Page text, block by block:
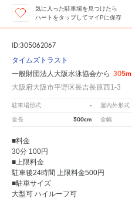
気に入った駐車場を見つけたら
ハートをタップしてマイPに保存
ID:305062067
タイムズトラスト
一般財団法人大阪水泳協会から 305m
大阪府大阪市平野区長吉長原西1-3
駐車場形式 - 屋内外形式
全長 500cm 全幅
■料金
30分 100円
■上限料金
駐車後24時間 上限料金500円
■駐車サイズ
大型可 ハイルーフ可